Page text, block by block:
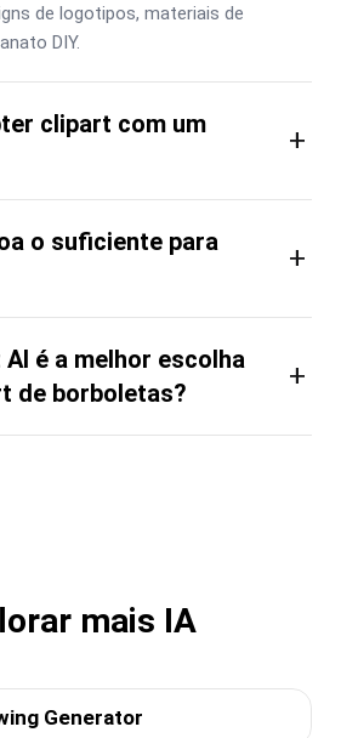
de logotipos, materiais de
DIY.
clipart com um
+
o suficiente para
+
é a melhor escolha
de borboletas?
+
mais IA
Generator